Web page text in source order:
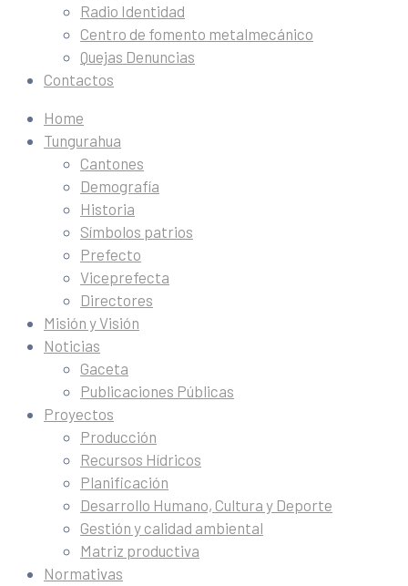
Radio Identidad
Centro de fomento metalmecánico
Quejas Denuncias
Contactos
Home
Tungurahua
Cantones
Demografía
Historia
Símbolos patrios
Prefecto
Viceprefecta
Directores
Misión y Visión
Noticias
Gaceta
Publicaciones Públicas
Proyectos
Producción
Recursos Hídricos
Planificación
Desarrollo Humano, Cultura y Deporte
Gestión y calidad ambiental
Matriz productiva
Normativas